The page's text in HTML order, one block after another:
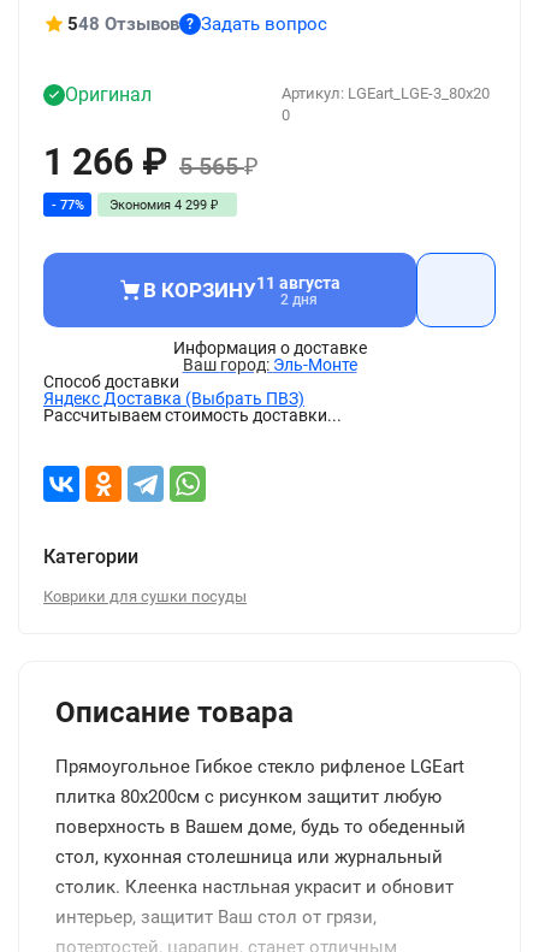
548 Отзывов ? Задать вопрос
Артикул: LGEart_LGE-3_80x20
0
Оригинал
1 266 ₽ 5 565₽
- 77% Экономия 4 299 ₽
В КОРЗИНУ11 августа
2 дня
Информация о доставке
Эль-Монте
Способ доставки
Яндекс Доставка (Выбрать ПВЗ)
Рассчитываем стоимость доставки...
Категории
Коврики для сушки посуды
Описание товара
Прямоугольное Гибкое стекло рифленое LGEart
плитка 80x200см с рисунком защитит любую
поверхность в Вашем доме, будь то обеденный
стол, кухонная столешница или журнальный
столик. Клеенка настльная украсит и обновит
интерьер, защитит Ваш стол от грязи,
потертостей, царапин, станет отличным